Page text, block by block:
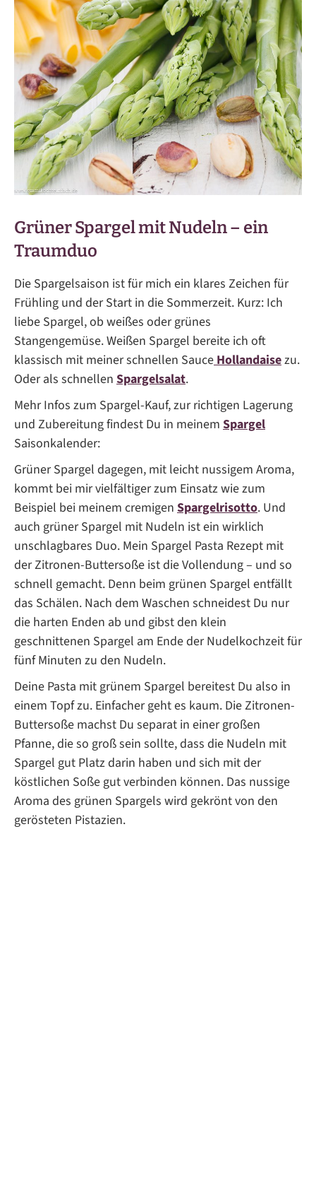
Grüner Spargel mit Nudeln – ein
Traumduo
Die Spargelsaison ist für mich ein klares Zeichen für
Frühling und der Start in die Sommerzeit. Kurz: Ich
liebe Spargel, ob weißes oder grünes
Stangengemüse. Weißen Spargel bereite ich oft
klassisch mit meiner schnellen SauceHollandaisezu.
Oder als schnellen Spargelsalat.
Mehr Infos zum Spargel-Kauf, zur richtigen Lagerung
und Zubereitung findest Du in meinem Spargel
Saisonkalender:
Grüner Spargel dagegen, mit leicht nussigem Aroma,
kommt bei mir vielfältiger zum Einsatz wie zum
Beispiel bei meinem cremigen Spargelrisotto. Und
auch grüner Spargel mit Nudeln ist ein wirklich
unschlagbares Duo. Mein Spargel Pasta Rezept mit
der Zitronen-Buttersoße ist die Vollendung – und so
schnell gemacht. Denn beim grünen Spargel entfällt
das Schälen. Nach dem Waschen schneidest Du nur
die harten Enden ab und gibst den klein
geschnittenen Spargel am Ende der Nudelkochzeit für
fünf Minuten zu den Nudeln.
Deine Pasta mit grünem Spargel bereitest Du also in
einem Topf zu. Einfacher geht es kaum. Die Zitronen-
Buttersoße machst Du separat in einer großen
Pfanne, die so groß sein sollte, dass die Nudeln mit
Spargel gut Platz darin haben und sich mit der
köstlichen Soße gut verbinden können. Das nussige
Aroma des grünen Spargels wird gekrönt von den
gerösteten Pistazien.